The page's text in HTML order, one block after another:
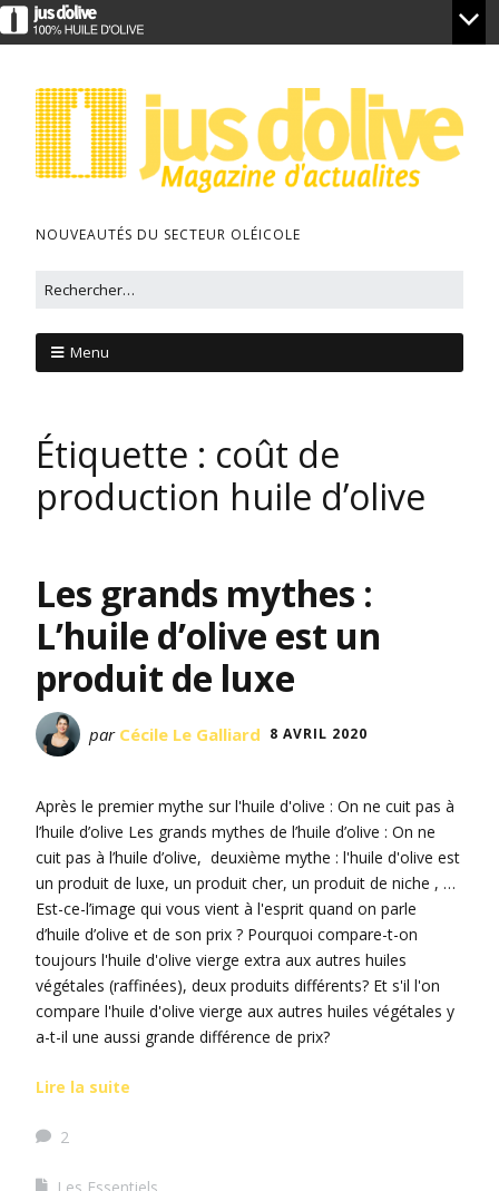
NOUVEAUTÉS DU SECTEUR OLÉICOLE
Menu
Étiquette : coût de
production huile d’olive
Les grands mythes :
L’huile d’olive est un
produit de luxe
par Cécile Le Galliard 8 AVRIL 2020
Après le premier mythe sur l'huile d'olive : On ne cuit pas à
l’huile d’olive Les grands mythes de l’huile d’olive : On ne
cuit pas à l’huile d’olive, deuxième mythe : l'huile d'olive est
un produit de luxe, un produit cher, un produit de niche , …
Est-ce-l’image qui vous vient à l'esprit quand on parle
d’huile d’olive et de son prix ? Pourquoi compare-t-on
toujours l'huile d'olive vierge extra aux autres huiles
végétales (raffinées), deux produits différents? Et s'il l'on
compare l'huile d'olive vierge aux autres huiles végétales y
a-t-il une aussi grande différence de prix?
Lire la suite
2